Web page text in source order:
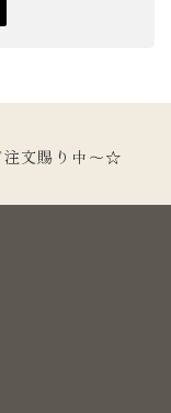
注文賜り中～☆